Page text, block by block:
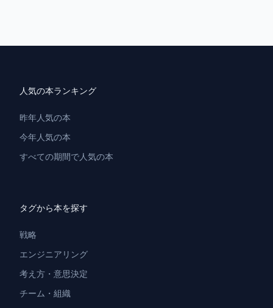
人気の本ランキング
昨年人気の本
今年人気の本
すべての期間で人気の本
タグから本を探す
戦略
エンジニアリング
考え方・意思決定
チーム・組織